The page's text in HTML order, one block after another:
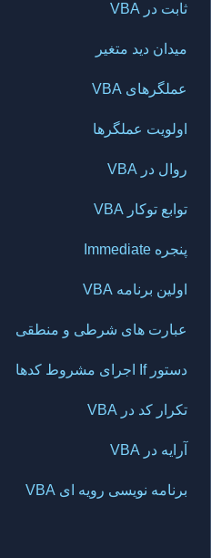
ثابت در VBA
میدان دید متغیر
عملگرهای VBA
اولویت عملگرها
روال در VBA
توابع توکار VBA
پنجره Immediate
اولین برنامه VBA
عبارت های شرطی و منطقی
دستور If اجرای مشروط کدها
تکرار کد در VBA
آرایه در VBA
برنامه نویسی رویه ای VBA